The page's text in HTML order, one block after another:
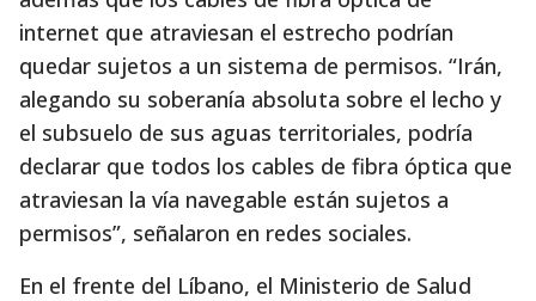
internet que atraviesan el estrecho podrían
quedar sujetos a un sistema de permisos. “Irán,
alegando su soberanía absoluta sobre el lecho y
el subsuelo de sus aguas territoriales, podría
declarar que todos los cables de fibra óptica que
atraviesan la vía navegable están sujetos a
permisos”, señalaron en redes sociales.
En el frente del Líbano, el Ministerio de Salud